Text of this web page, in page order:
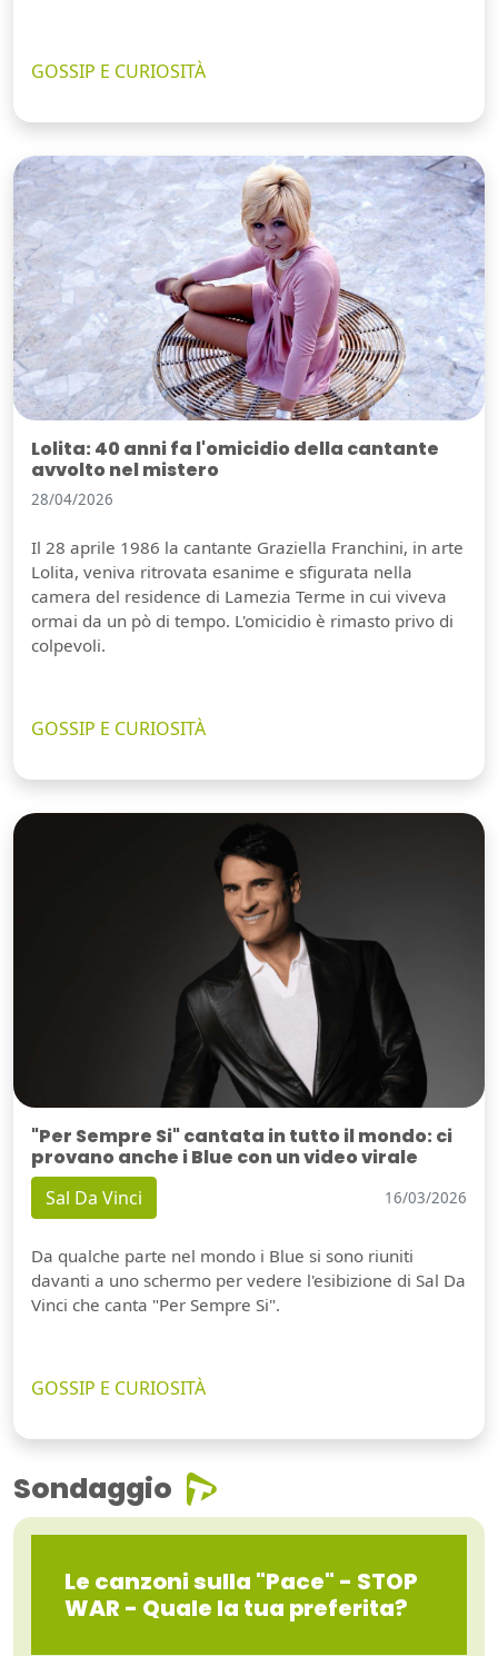
GOSSIP E CURIOSITÀ
Lolita: 40 anni fa l'omicidio della cantante
avvolto nel mistero
28/04/2026
Il 28 aprile 1986 la cantante Graziella Franchini, in arte
Lolita, veniva ritrovata esanime e sfigurata nella
camera del residence di Lamezia Terme in cui viveva
ormai da un pò di tempo. L'omicidio è rimasto privo di
colpevoli.
GOSSIP E CURIOSITÀ
"Per Sempre Si" cantata in tutto il mondo: ci
provano anche i Blue con un video virale
Sal Da Vinci 16/03/2026
Da qualche parte nel mondo i Blue si sono riuniti
davanti a uno schermo per vedere l'esibizione di Sal Da
Vinci che canta "Per Sempre Si".
GOSSIP E CURIOSITÀ
Sondaggio
Le canzoni sulla "Pace" - STOP
WAR - Quale la tua preferita?